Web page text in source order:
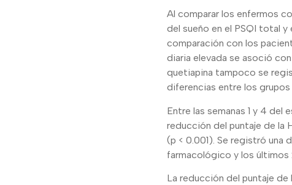
Al comparar los enfermos
del sueño en el PSQI total
comparación con los
diaria elevada se asoció
quetiapina tampoco se
diferencias entre los
Entre las semanas 1 y 4
reducción del puntaje de la
(p < 0.001). Se registró
farmacológico y los últimos
La reducción del puntaje